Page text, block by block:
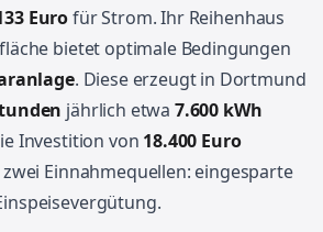
Eurofür Strom. Ihr Reihenhaus
bietet optimale Bedingungen
. Diese erzeugt in Dortmund
jährlich etwa 7.600 kWh
Investition von 18.400 Euro
Einnahmequellen: eingesparte